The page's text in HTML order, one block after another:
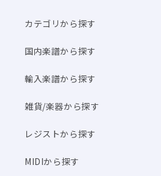
カテゴリから探す
国内楽譜から探す
輸入楽譜から探す
雑貨/楽器から探す
レジストから探す
MIDIから探す